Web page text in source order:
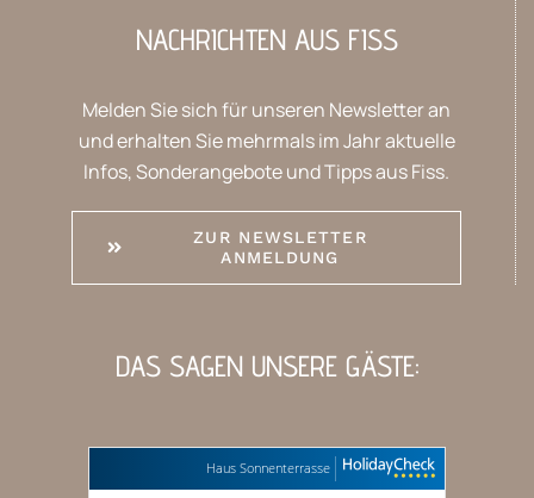
NACHRICHTEN AUS FISS
Melden Sie sich für unseren Newsletter an
und erhalten Sie mehrmals im Jahr aktuelle
Infos, Sonderangebote und Tipps aus Fiss.
ZUR NEWSLETTER
ANMELDUNG
DAS SAGEN UNSERE GÄSTE:
Haus Sonnenterrasse